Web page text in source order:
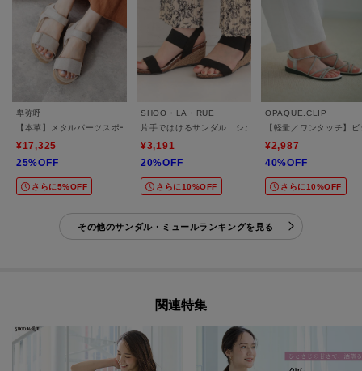
卑弥呼
【本革】メタルパーツスポーツサンダル/651203
¥17,325
25%OFF
さらに5%OFF
SHOO・LA・RUE
片手ではけるサンダル シューダル26SS
¥3,191
20%OFF
さらに10%OFF
OPAQUE.CLIP
【軽量／ワンタッチ】
¥2,987
40%OFF
さらに10%OFF
その他のサンダル・ミュールランキングを見る
関連特集